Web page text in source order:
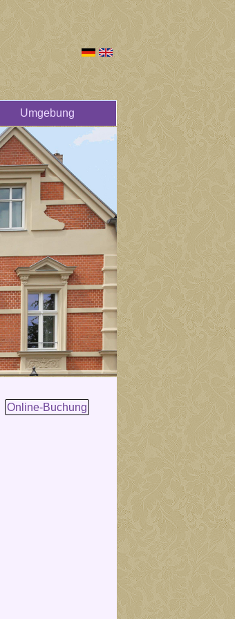
Umgebung
Online-Buchung